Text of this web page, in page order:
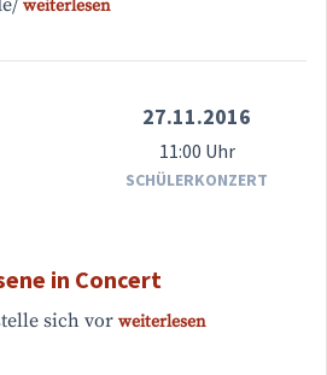
weiterlesen
27.11.2016
11:00 Uhr
SCHÜLERKONZERT
in Concert
sich vor weiterlesen